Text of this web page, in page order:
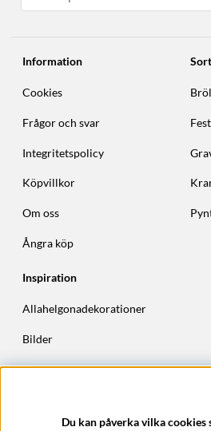
Information
Cookies
Frågor och svar
Integritetspolicy
Köpvillkor
Om oss
Ångra köp
Inspiration
Allahelgonadekorationer
Bilder
Höstkransar
Du kan påverka vilka cookies